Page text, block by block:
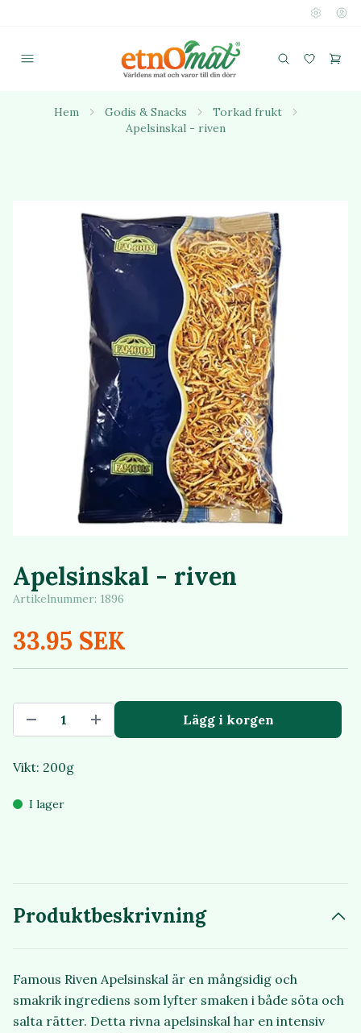
Hem Godis & Snacks
Torkad frukt
Apelsinskal - riven
Apelsinskal - riven
Artikelnummer: 1896
33.95 SEK
Lägg i korgen
Vikt: 200g
I lager
Produktbeskrivning
Famous Riven Apelsinskal är en mångsidig och
smakrik ingrediens som lyfter smaken i både söta och
salta rätter. Detta rivna apelsinskal har en intensiv